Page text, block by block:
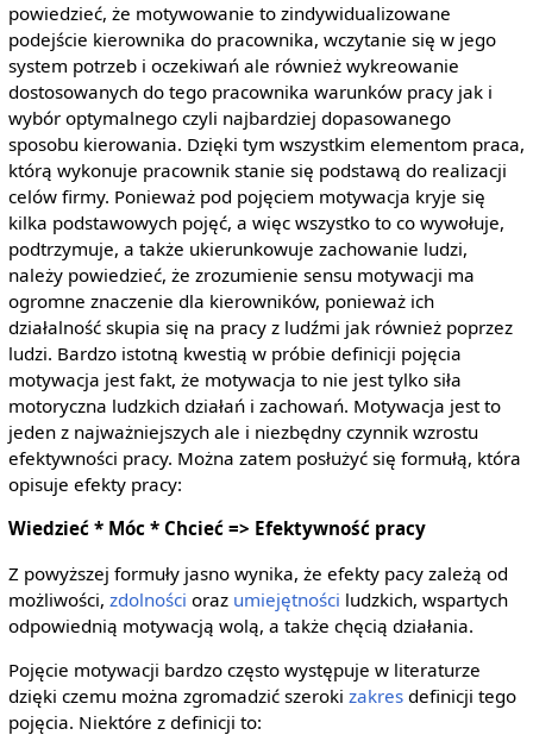
powiedzieć, że motywowanie to zindywidualizowane
podejście kierownika do pracownika, wczytanie się w jego
system potrzeb i oczekiwań ale również wykreowanie
dostosowanych do tego pracownika warunków pracy jak i
wybór optymalnego czyli najbardziej dopasowanego
sposobu kierowania. Dzięki tym wszystkim elementom praca,
którą wykonuje pracownik stanie się podstawą do realizacji
celów firmy. Ponieważ pod pojęciem motywacja kryje się
kilka podstawowych pojęć, a więc wszystko to co wywołuje,
podtrzymuje, a także ukierunkowuje zachowanie ludzi,
należy powiedzieć, że zrozumienie sensu motywacji ma
ogromne znaczenie dla kierowników, ponieważ ich
działalność skupia się na pracy z ludźmi jak również poprzez
ludzi. Bardzo istotną kwestią w próbie definicji pojęcia
motywacja jest fakt, że motywacja to nie jest tylko siła
motoryczna ludzkich działań i zachowań. Motywacja jest to
jeden z najważniejszych ale i niezbędny czynnik wzrostu
efektywności pracy. Można zatem posłużyć się formułą, która
opisuje efekty pracy:
Wiedzieć * Móc * Chcieć => Efektywność pracy
Z powyższej formuły jasno wynika, że efekty pacy zależą od
możliwości, zdolności oraz umiejętności ludzkich, wspartych
odpowiednią motywacją wolą, a także chęcią działania.
Pojęcie motywacji bardzo często występuje w literaturze
dzięki czemu można zgromadzić szeroki zakresdefinicji tego
pojęcia. Niektóre z definicji to: